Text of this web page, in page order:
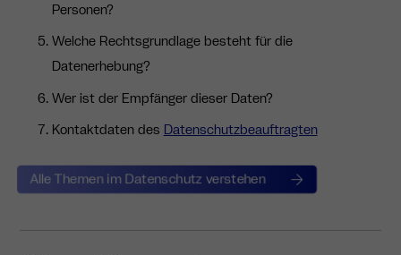
Personen?
Welche Rechtsgrundlage besteht für die
Datenerhebung?
Wer ist der Empfänger dieser Daten?
Kontaktdaten des Datenschutzbeauftragten
Alle Themen im Datenschutz verstehen